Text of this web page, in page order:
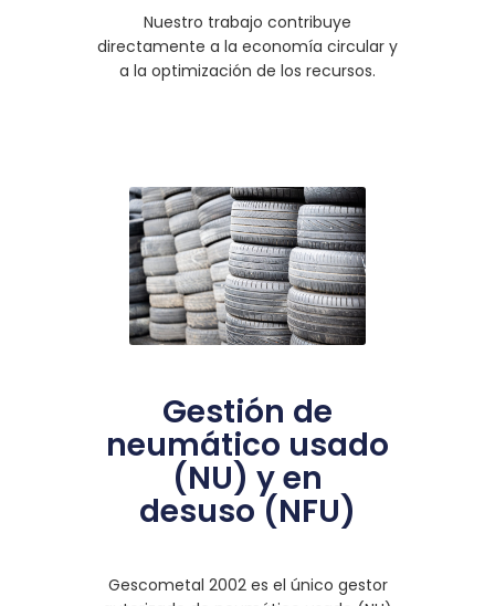
Nuestro trabajo contribuye
directamente a la economía circular y
a la optimización de los recursos.
Gestión de
neumático usado
(NU) y en
desuso (NFU)
Gescometal 2002 es el único gestor